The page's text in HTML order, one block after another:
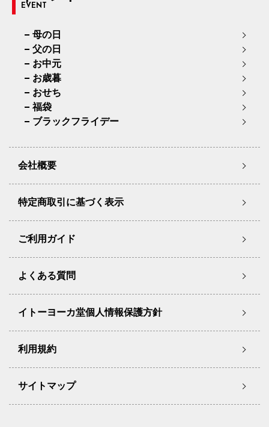
EVENT
母の日
父の日
お中元
お歳暮
おせち
福袋
ブラックフライデー
会社概要
特定商取引に基づく表示
ご利用ガイド
よくある質問
イトーヨーカ堂個人情報保護方針
利用規約
サイトマップ